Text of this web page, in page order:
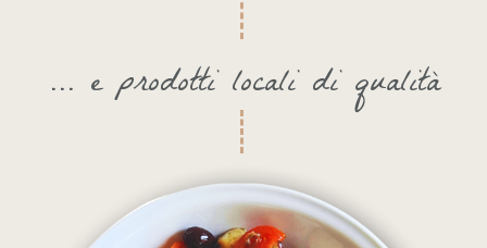
... e prodotti locali di qualità